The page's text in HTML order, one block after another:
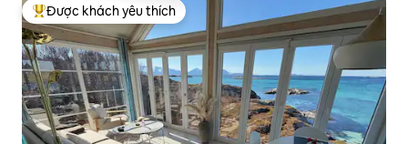
Được khách yêu thích nhất
Được khách yêu thích